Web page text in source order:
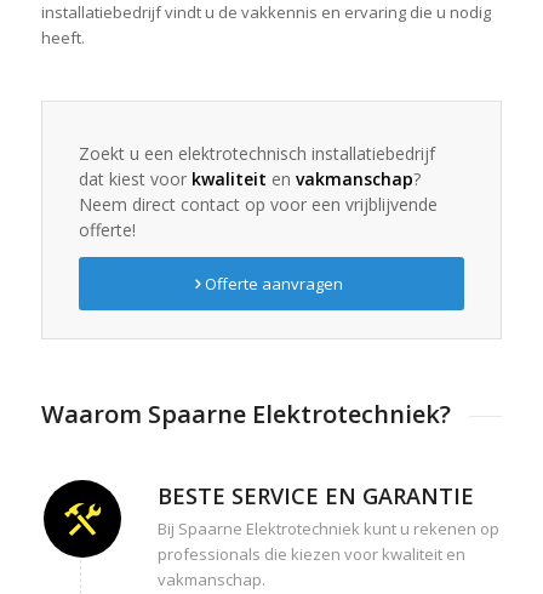
installatiebedrijf vindt u de vakkennis en ervaring die u nodig
heeft.
Zoekt u een elektrotechnisch installatiebedrijf
dat kiest voor kwaliteit en vakmanschap?
Neem direct contact op voor een vrijblijvende
offerte!
Offerte aanvragen
Waarom Spaarne Elektrotechniek?
BESTE SERVICE EN GARANTIE
Bij Spaarne Elektrotechniek kunt u rekenen op
professionals die kiezen voor kwaliteit en
vakmanschap.